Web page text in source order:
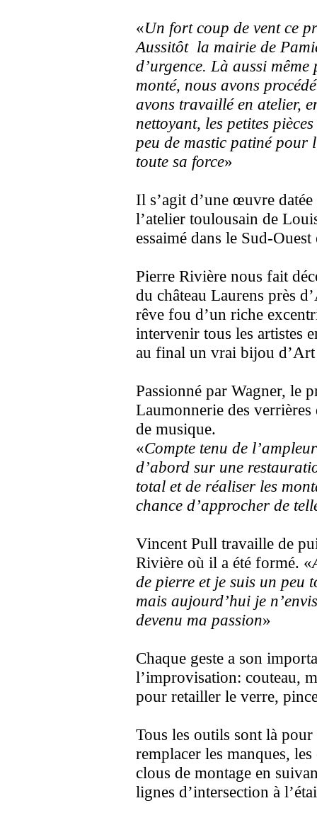
«Un fort coup de vent ce
Aussitôt la mairie de
d’urgence. Là aussi
monté, nous avons
avons travaillé en atelier,
nettoyant, les petites
peu de mastic patiné
toute sa force»
Il s’agit d’une œuvre
l’atelier toulousain de
essaimé dans le Sud-
Pierre Rivière nous fait
du château Laurens près
rêve fou d’un riche
intervenir tous les artistes
au final un vrai bijou
Passionné par Wagner, le
Laumonnerie des
de musique.
«Compte tenu de
d’abord sur une
total et de réaliser les
chance d’approcher de
Vincent Pull travaille de
Rivière où il a été formé. «
de pierre et je suis un peu
mais aujourd’hui je
devenu ma passion»
Chaque geste a son
l’improvisation: couteau,
pour retailler le verre,
Tous les outils sont là
remplacer les manques,
clous de montage en
lignes d’intersection à